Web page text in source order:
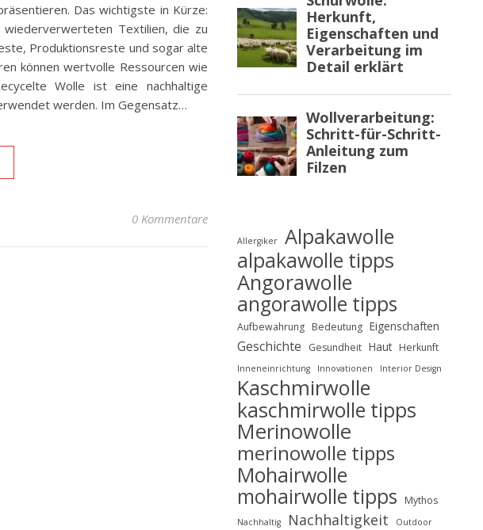
Das wichtigste in Kürze:
Textilien, die zu
Produktionsreste und sogar alte
können wertvolle Ressourcen wie
Wolle ist eine nachhaltige
werden. Im Gegensatz…
0 Kommentare
Allergiker
Alpakawolle
alpakawolle tipps
Angorawolle
angorawolle tipps
Aufbewahrung Bedeutung Eigenschaften
Geschichte Gesundheit Haut Herkunft
Inneneinrichtung Innovationen Interior Design
Kaschmirwolle
kaschmirwolle tipps
Merinowolle
merinowolle tipps
Mohairwolle
mohairwolle tipps Mythos
Nachhaltig Nachhaltigkeit Outdoor